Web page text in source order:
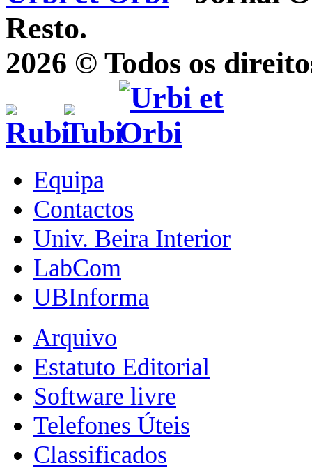
Resto.
2026 © Todos os
Equipa
Contactos
Univ. Beira Interior
LabCom
UBInforma
Arquivo
Estatuto Editorial
Software livre
Telefones Úteis
Classificados